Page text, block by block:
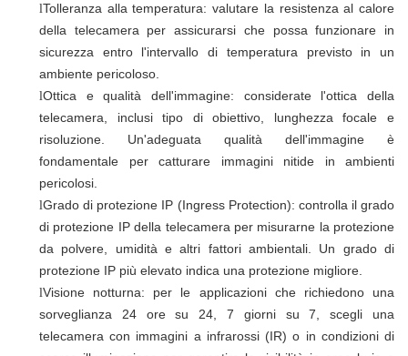
lTolleranza alla temperatura: valutare la resistenza al calore
della telecamera per assicurarsi che possa funzionare in
sicurezza entro l'intervallo di temperatura previsto in un
ambiente pericoloso.
lOttica e qualità dell'immagine: considerate l'ottica della
telecamera, inclusi tipo di obiettivo, lunghezza focale e
risoluzione. Un'adeguata qualità dell'immagine è
fondamentale per catturare immagini nitide in ambienti
pericolosi.
lGrado di protezione IP (Ingress Protection): controlla il grado
di protezione IP della telecamera per misurarne la protezione
da polvere, umidità e altri fattori ambientali. Un grado di
protezione IP più elevato indica una protezione migliore.
lVisione notturna: per le applicazioni che richiedono una
sorveglianza 24 ore su 24, 7 giorni su 7, scegli una
telecamera con immagini a infrarossi (IR) o in condizioni di